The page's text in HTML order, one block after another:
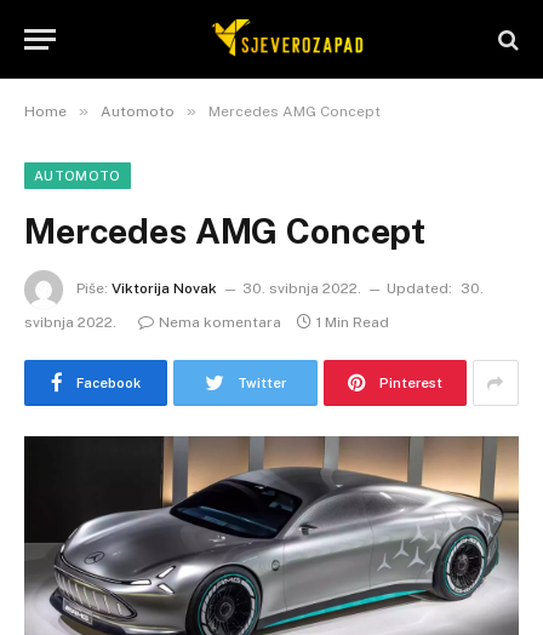
Home » Automoto » Mercedes AMG Concept
AUTOMOTO
Mercedes AMG Concept
Piše: Viktorija Novak 30. svibnja 2022. Updated:
30.
svibnja 2022.
Nema komentara 1 Min Read
Facebook Twitter Pinterest